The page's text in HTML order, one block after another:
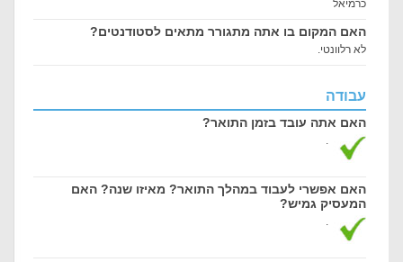
כרמיאל
האם המקום בו אתה מתגורר מתאים לסטודנטים?
לא רלוונטי.
עבודה
האם אתה עובד בזמן התואר?
.
האם אפשרי לעבוד במהלך התואר? מאיזו שנה? האם
המעסיק גמיש?
.